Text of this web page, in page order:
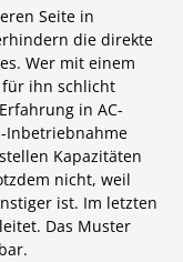
Seite in
die direkte
Wer mit einem
für ihn schlicht
in AC-
Inbetriebnahme
Kapazitäten
nicht, weil
ist. Im letzten
Das Muster